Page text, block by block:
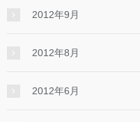
2012年9月
2012年8月
2012年6月